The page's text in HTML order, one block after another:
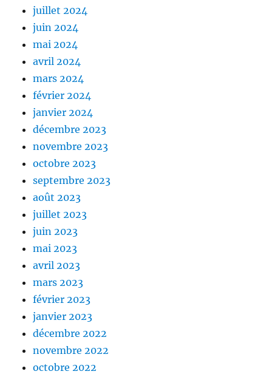
juillet 2024
juin 2024
mai 2024
avril 2024
mars 2024
février 2024
janvier 2024
décembre 2023
novembre 2023
octobre 2023
septembre 2023
août 2023
juillet 2023
juin 2023
mai 2023
avril 2023
mars 2023
février 2023
janvier 2023
décembre 2022
novembre 2022
octobre 2022